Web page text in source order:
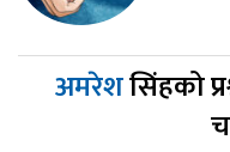
अमरेशसिंहको